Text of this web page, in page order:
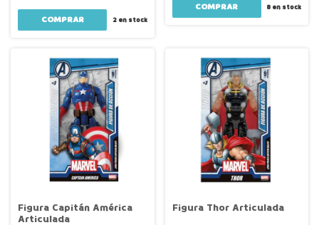
2en stock
COMPRAR 8 en stock
Figura Capitán América
Articulada
Figura Thor Articulada